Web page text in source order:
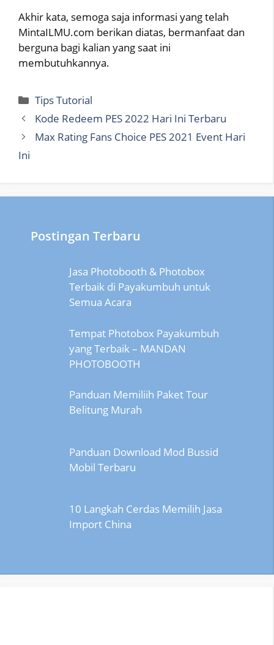
Akhir kata, semoga saja informasi yang telah
MintaILMU.com berikan diatas, bermanfaat dan
berguna bagi kalian yang saat ini
membutuhkannya.
Categories
Tips Tutorial
Kode Redeem PES 2022 Hari Ini Terbaru
Max Rating Fans Choice PES 2021 Event Hari
Ini
Postingan Terbaru
Jasa Photobooth & Photobox
Terbaik di Payakumbuh untuk
Semua Acara
Tempat Photobox Payakumbuh
yang Terbaik – MANDAN
PHOTOBOOTH
Panduan Memiliih Paket Tour
Belitung Murah
Panduan Download Mod Bussid
Mobil Terbaru
10 Langkah Cerdas Memilih Jasa
Import China